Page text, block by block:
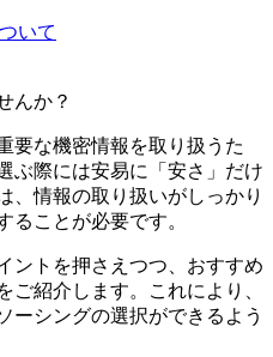
いて
んか？
要な機密情報を取り扱うた
ぶ際には安易に「安さ」だけ
、情報の取り扱いがしっかり
ることが必要です。
ントを押さえつつ、おすすめ
ご紹介します。これにより、
ーシングの選択ができるよう